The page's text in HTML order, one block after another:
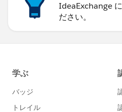
IdeaExchange
ださい。